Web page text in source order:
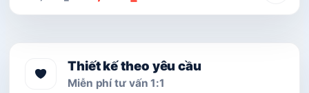
850,000₫.là:
790,000₫.
Thiết kế theo yêu cầu
Miễn phí tư vấn 1:1